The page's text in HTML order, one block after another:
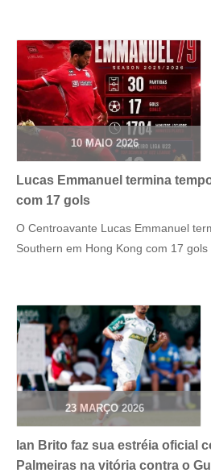
10 MAIO 2026
Lucas Emmanuel termina
com 17 gols
O Centroavante Lucas Emmanuel
Southern em Hong Kong com 17 gols
23 MARÇO 2026
Ian Brito faz sua estréia oficial
Palmeiras na vitória contra o